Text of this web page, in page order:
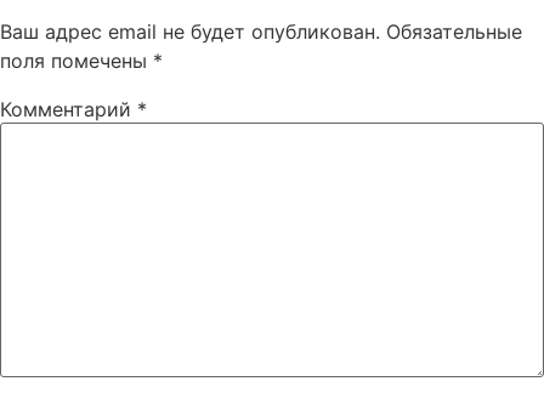
Ваш адрес email не будет опубликован. Обязательные
поля помечены *
Комментарий *